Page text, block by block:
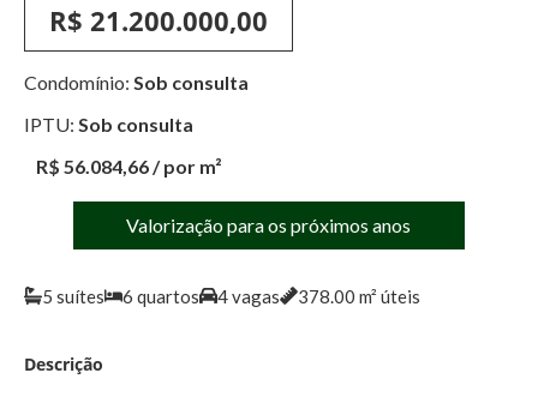
R$ 21.200.000,00
Condomínio: Sob consulta
IPTU: Sob consulta
R$ 56.084,66 / por m²
Valorização para os próximos anos
5 suítes 6 quartos 4vagas 378.00 m² úteis
Descrição